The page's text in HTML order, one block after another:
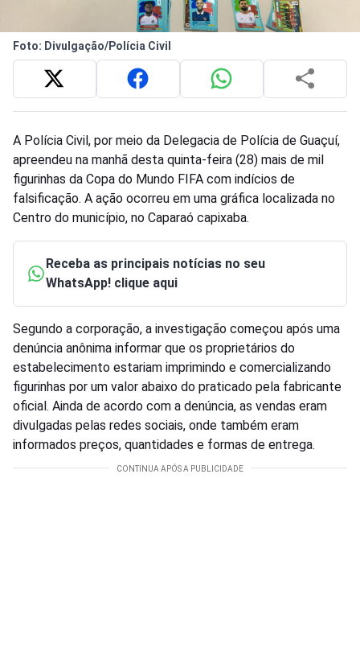
Foto: Divulgação/Polícia Civil
A Polícia Civil, por meio da Delegacia de Polícia de Guaçuí,
apreendeu na manhã desta quinta-feira (28) mais de mil
figurinhas da Copa do Mundo FIFA com indícios de
falsificação. A ação ocorreu em uma gráfica localizada no
Centro do município, no Caparaó capixaba.
Receba as principais notícias no seu
WhatsApp! clique aqui
Segundo a corporação, a investigação começou após uma
denúncia anônima informar que os proprietários do
estabelecimento estariam imprimindo e comercializando
figurinhas por um valor abaixo do praticado pela fabricante
oficial. Ainda de acordo com a denúncia, as vendas eram
divulgadas pelas redes sociais, onde também eram
informados preços, quantidades e formas de entrega.